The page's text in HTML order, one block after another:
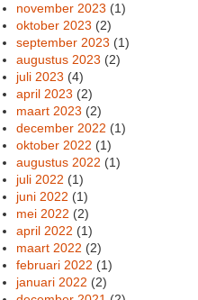
november 2023 (1)
oktober 2023 (2)
september 2023 (1)
augustus 2023 (2)
juli 2023 (4)
april 2023 (2)
maart 2023 (2)
december 2022 (1)
oktober 2022 (1)
augustus 2022 (1)
juli 2022 (1)
juni 2022 (1)
mei 2022 (2)
april 2022 (1)
maart 2022 (2)
februari 2022 (1)
januari 2022 (2)